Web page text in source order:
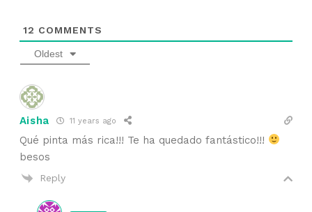
12 COMMENTS
Oldest
Aisha 11 years ago
Qué pinta más rica!!! Te ha quedado fantástico!!!
besos
Reply